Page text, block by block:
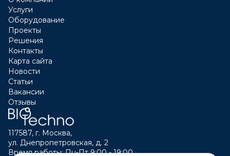
Услуги
Оборудование
Проекты
Решения
Контакты
Карта сайта
Новости
Статьи
Вакансии
Отзывы
117587, г. Москва,
ул. Днепропетровская, д. 2
Время работы: Пн-Пт 9:00 - 19:00